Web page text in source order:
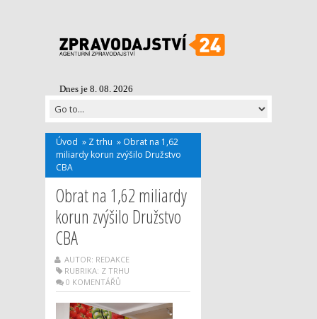
Dnes je 8. 08. 2026
Úvod » Z trhu » Obrat na 1,62
miliardy korun zvýšilo Družstvo
CBA
Obrat na 1,62 miliardy
korun zvýšilo Družstvo
CBA
AUTOR: REDAKCE
RUBRIKA: Z TRHU
0 KOMENTÁŘŮ